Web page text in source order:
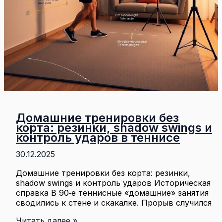
Домашние тренировки без
корта: резинки, shadow swings и
контроль ударов в теннисе
30.12.2025
Домашние тренировки без корта: резинки,
shadow swings и контроль ударов Историческая
справка В 90‑е теннисные «домашние» занятия
сводились к стене и скакалке. Прорыв случился
Домашние